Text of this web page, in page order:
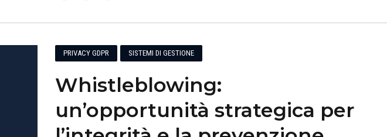
PRIVACY GDPR SISTEMI DI GESTIONE
Whistleblowing:
un’opportunità strategica per